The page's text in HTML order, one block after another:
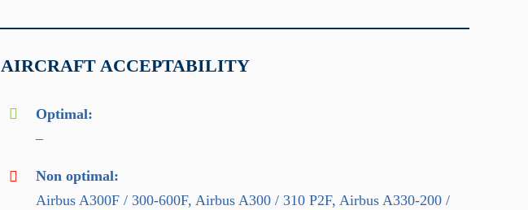
AIRCRAFT ACCEPTABILITY
Optimal:
–
Non optimal:
Airbus A300F / 300-600F, Airbus A300 / 310 P2F, Airbus A330-200 /